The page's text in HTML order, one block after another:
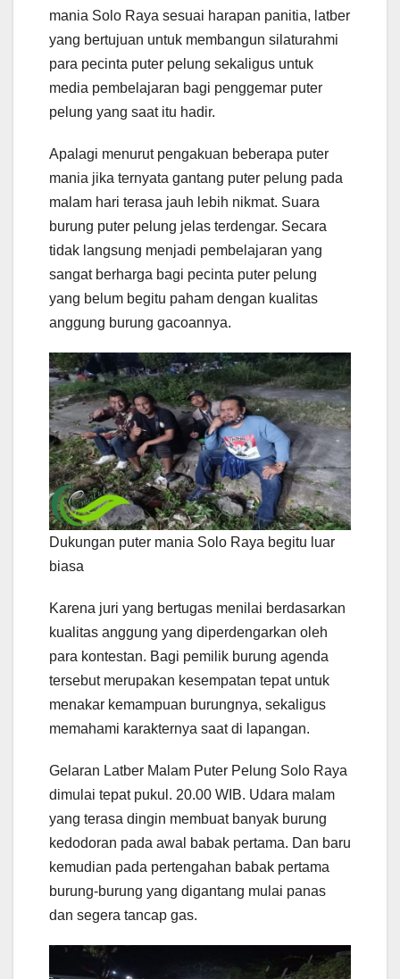
mania Solo Raya sesuai harapan panitia, latber
yang bertujuan untuk membangun silaturahmi
para pecinta puter pelung sekaligus untuk
media pembelajaran bagi penggemar puter
pelung yang saat itu hadir.
Apalagi menurut pengakuan beberapa puter
mania jika ternyata gantang puter pelung pada
malam hari terasa jauh lebih nikmat. Suara
burung puter pelung jelas terdengar. Secara
tidak langsung menjadi pembelajaran yang
sangat berharga bagi pecinta puter pelung
yang belum begitu paham dengan kualitas
anggung burung gacoannya.
Dukungan puter mania Solo Raya begitu luar
biasa
Karena juri yang bertugas menilai berdasarkan
kualitas anggung yang diperdengarkan oleh
para kontestan. Bagi pemilik burung agenda
tersebut merupakan kesempatan tepat untuk
menakar kemampuan burungnya, sekaligus
memahami karakternya saat di lapangan.
Gelaran Latber Malam Puter Pelung Solo Raya
dimulai tepat pukul. 20.00 WIB. Udara malam
yang terasa dingin membuat banyak burung
kedodoran pada awal babak pertama. Dan baru
kemudian pada pertengahan babak pertama
burung-burung yang digantang mulai panas
dan segera tancap gas.